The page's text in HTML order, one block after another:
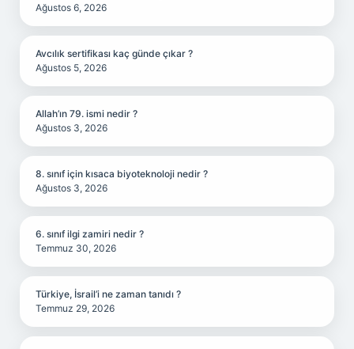
Ağustos 6, 2026
Avcılık sertifikası kaç günde çıkar ?
Ağustos 5, 2026
Allah’ın 79. ismi nedir ?
Ağustos 3, 2026
8. sınıf için kısaca biyoteknoloji nedir ?
Ağustos 3, 2026
6. sınıf ilgi zamiri nedir ?
Temmuz 30, 2026
Türkiye, İsrail’i ne zaman tanıdı ?
Temmuz 29, 2026